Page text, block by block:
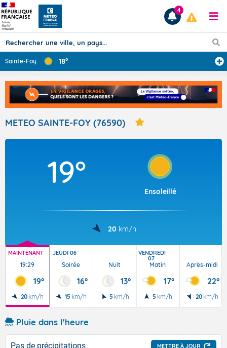
Prévisions
TOUS LES RÉSULTATS
Articles
4
Sainte-Foy 18°
METEO SAINTE-FOY (76590)
19°
Ensoleillé
20 km/h
MAINTENANT
19:29
19°
20 km/h
JEUDI 06
Soirée
16°
15 km/h
Nuit
13°
5 km/h
VENDREDI
07
Matin
17°
5 km/h
Après-midi
22°
20 km/h
Pluie dans l'heure
Pas de précipitations METTRE À JOUR